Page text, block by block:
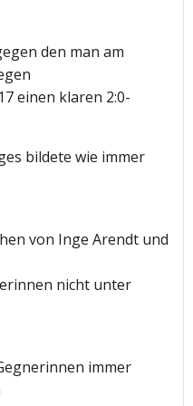
den man am
einen klaren 2:0-
bildete wie immer
von Inge Arendt und
nicht unter
immer